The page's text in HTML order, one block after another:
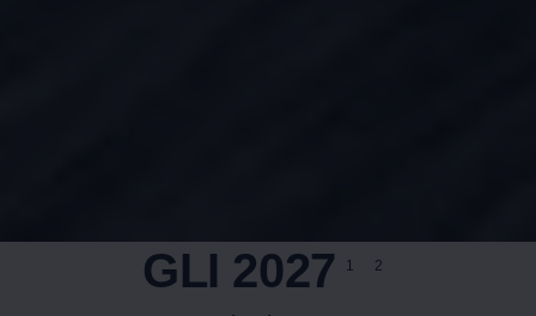
GLI 2027 1 2